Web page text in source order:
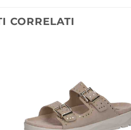
CORRELATI